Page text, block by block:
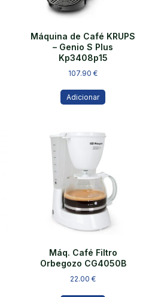
Máquina de Café KRUPS
– Genio S Plus
Kp3408p15
107.90€
Adicionar
Máq. Café Filtro
Orbegozo CG4050B
22.00€